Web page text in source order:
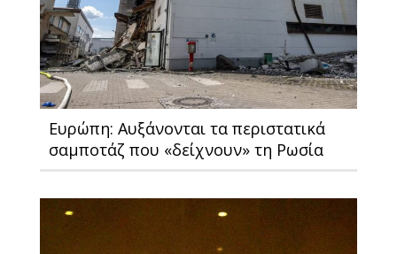
Ευρώπη: Αυξάνονται τα περιστατικά
σαμποτάζ που «δείχνουν» τη Ρωσία